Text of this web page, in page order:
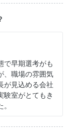
で早期選考がも
、職場の雰囲気
が見込める会社
験室がとてもき